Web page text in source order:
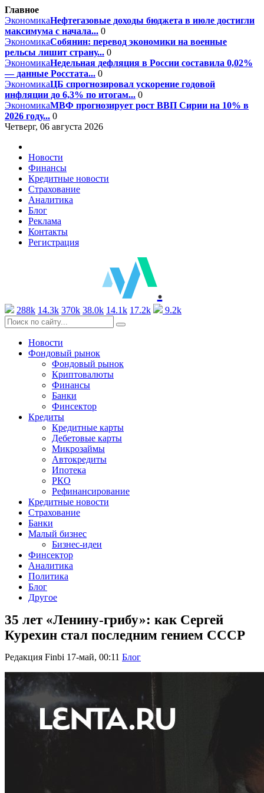
Главное
ЭкономикаНефтегазовые доходы бюджета в июле достигли
максимума с начала... 0
ЭкономикаСобянин: перевод экономики на военные
рельсы лишит страну... 0
ЭкономикаНедельная дефляция в России составила 0,02%
— данные Росстата... 0
ЭкономикаЦБ спрогнозировал ускорение годовой
инфляции до 6,3% по итогам... 0
ЭкономикаМВФ прогнозирует рост ВВП Сирии на 10% в
2026 году... 0
Четверг, 06 августа 2026
Новости
Финансы
Кредитные новости
Страхование
Аналитика
Блог
Реклама
Контакты
Регистрация
.
288k 14.3k 370k 38.0k 14.1k 17.2k 9.2k
Новости
Фондовый рынок
Фондовый рынок
Криптовалюты
Финансы
Банки
Финсектор
Кредиты
Кредитные карты
Дебетовые карты
Микрозаймы
Автокредиты
Ипотека
РКО
Рефинансирование
Кредитные новости
Страхование
Банки
Малый бизнес
Бизнес-идеи
Финсектор
Аналитика
Политика
Блог
Другое
35 лет «Ленину-грибу»: как Сергей
Курехин стал последним гением СССР
Редакция Finbi 17-май, 00:11 Блог